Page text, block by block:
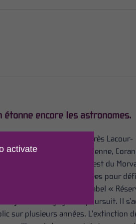
étonne encore les astronomes.
de très bons résultats. Après Lacour-
Luzy, Glux-en-Glenne,
se déplacer au sud et à l’est du
pourront être réalisées pour
du Parc au prestigieux label «
de Bourgogne se poursuit. Il
sur plusieurs années. L’extinction
activate